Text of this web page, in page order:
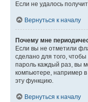
Если не удалось
Вернуться к началу
Почему мне
Если вы не отметили
сделано для того,
пароль каждый раз, вы
компьютере, например в
эту функцию.
Вернуться к началу